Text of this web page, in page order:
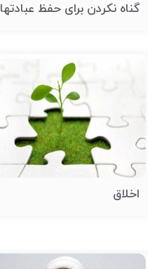
گناه نکردن برای حفظ عبادتها
اخلاق